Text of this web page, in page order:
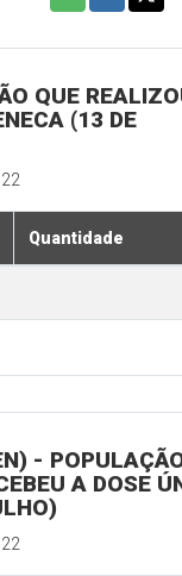
QUE
(13 DE
Quantidade
-
A DOSE